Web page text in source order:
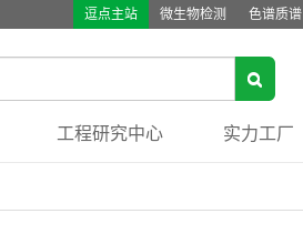
逗点主站 微生物检测 色谱质谱
工程研究中心 实力工厂